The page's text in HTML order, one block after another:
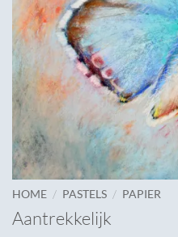
HOME / PASTELS / PAPIER
Aantrekkelijk